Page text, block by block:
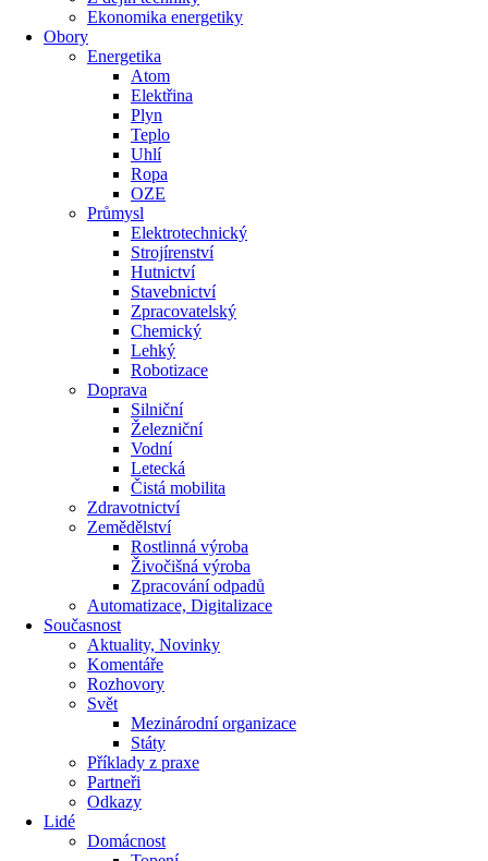
Ekonomika energetiky
Obory
Energetika
Atom
Elektřina
Plyn
Teplo
Uhlí
Ropa
OZE
Průmysl
Elektrotechnický
Strojírenství
Hutnictví
Stavebnictví
Zpracovatelský
Chemický
Lehký
Robotizace
Doprava
Silniční
Železniční
Vodní
Letecká
Čistá mobilita
Zdravotnictví
Zemědělství
Rostlinná výroba
Živočišná výroba
Zpracování odpadů
Automatizace, Digitalizace
Současnost
Aktuality, Novinky
Komentáře
Rozhovory
Svět
Mezinárodní organizace
Státy
Příklady z praxe
Partneři
Odkazy
Lidé
Domácnost